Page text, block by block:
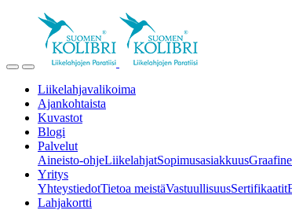
Liikelahjavalikoima
Ajankohtaista
Kuvastot
Blogi
Palvelut
Aineisto-ohjeLiikelahjatSopimusasiakkuus
Yritys
YhteystiedotTietoa meistäVastuullisuusSertifikaatit
Lahjakortti